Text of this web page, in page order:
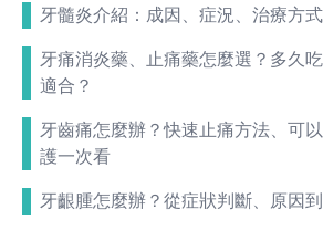
牙髓炎介紹：成因、症況、治療方
牙痛消炎藥、止痛藥怎麼選？多久
適合？
牙齒痛怎麼辦？快速止痛方法、可
護一次看
牙齦腫怎麼辦？從症狀判斷、原因